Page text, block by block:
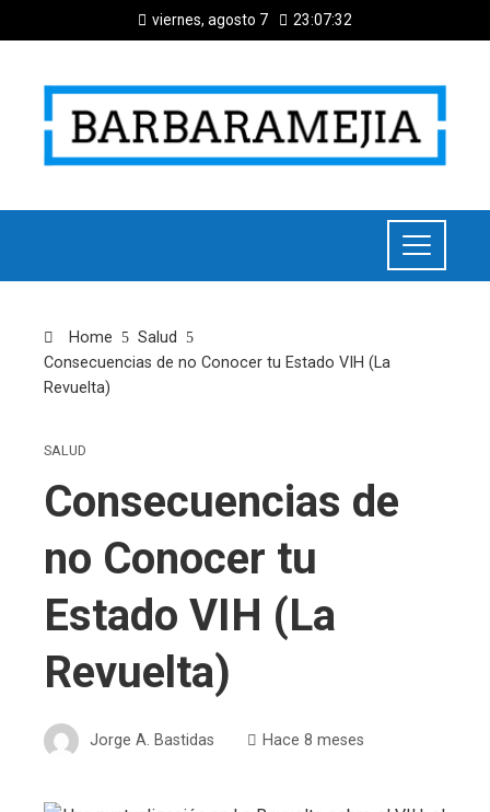
viernes, agosto 7 23:07:32
Home
Salud
Consecuencias de no Conocer tu Estado VIH (La
Revuelta)
SALUD
Consecuencias de
no Conocer tu
Estado VIH (La
Revuelta)
Jorge A. Bastidas Hace 8 meses